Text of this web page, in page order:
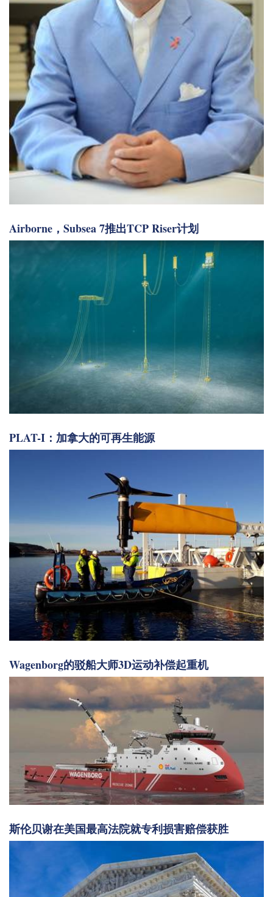
Airborne，Subsea 7推出TCP Riser计划
PLAT-I：加拿大的可再生能源
Wagenborg的驳船大师3D运动补偿起重机
斯伦贝谢在美国最高法院就专利损害赔偿获胜